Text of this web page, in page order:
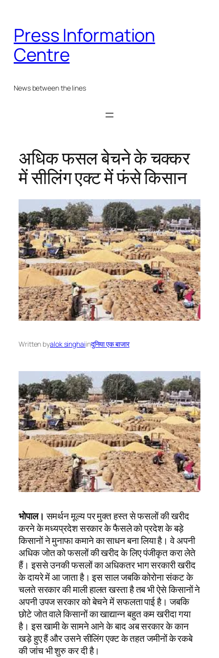
content
Press Information
Centre
News between the lines
अधिक फसल बेचने के चक्कर
में सीलिंग एक्ट में फंसे किसान
Written byalok singhaiinदुनिया एक बाजार
भोपाल। समर्थन मूल्य पर मुक्त हस्त से फसलों की खरीद
करने के मध्यप्रदेश सरकार के फैसले को प्रदेश के बड़े
किसानों ने मुनाफा कमाने का साधन बना लिया है। वे अपनी
अधिक जोत को फसलों की खरीद के लिए पंजीकृत करा लेते
हैं। इससे उनकी फसलों का अधिकतर भाग सरकारी खरीद
के दायरे में आ जाता है। इस साल जबकि कोरोना संकट के
चलते सरकार की माली हालत खस्ता है तब भी ऐसे किसानों ने
अपनी उपज सरकार को बेचने में सफलता पाई है। जबकि
छोटे जोत वाले किसानों का खाद्यान्न बहुत कम खरीदा गया
है। इस खामी के सामने आने के बाद अब सरकार के कान
खड़े हुए हैं और उसने सीलिंग एक्ट के तहत जमीनों के रकबे
की जांच भी शुरु कर दी है।